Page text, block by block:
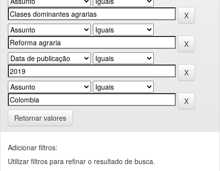
Retornar valores
Adicionar filtros:
Utilizar filtros para refinar o resultado de busca.